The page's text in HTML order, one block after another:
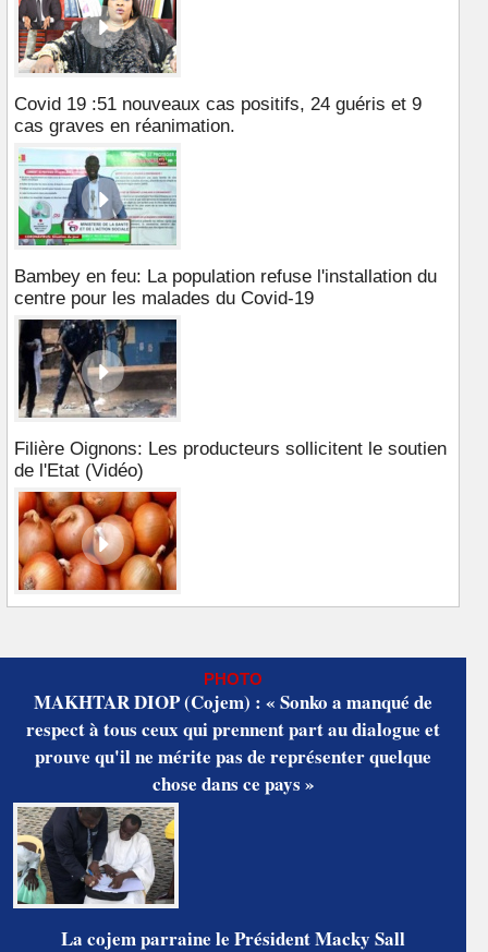
Covid 19 :51 nouveaux cas positifs, 24 guéris et 9
cas graves en réanimation.
Bambey en feu: La population refuse l'installation du
centre pour les malades du Covid-19
Filière Oignons: Les producteurs sollicitent le soutien
de l'Etat (Vidéo)
PHOTO
MAKHTAR DIOP (Cojem) : « Sonko a manqué de
respect à tous ceux qui prennent part au dialogue et
prouve qu'il ne mérite pas de représenter quelque
chose dans ce pays »
La cojem parraine le Président Macky Sall